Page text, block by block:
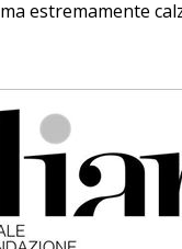
estremamente